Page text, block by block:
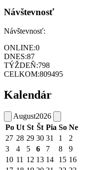
Návštevnosť
Návštevnosť:
ONLINE:0
DNES:87
TÝŽDEŇ:798
CELKOM:809495
Kalendár
August2026
Po Ut St Št Pia So Ne
27 28 29 30 31 1
2
3
4 5 6 7 8
9
10 11 12 13 14 15 16